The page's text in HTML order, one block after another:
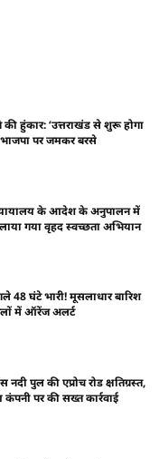
की हुंकार: ‘उत्तराखंड से शुरू होगा
भाजपा पर जमकर बरसे
के आदेश के अनुपालन में
गया वृहद स्वच्छता अभियान
48 घंटे भारी! मूसलाधार बारिश
में ऑरेंज अलर्ट
नदी पुल की एप्रोच रोड क्षतिग्रस्त,
कंपनी पर की सख्त कार्रवाई